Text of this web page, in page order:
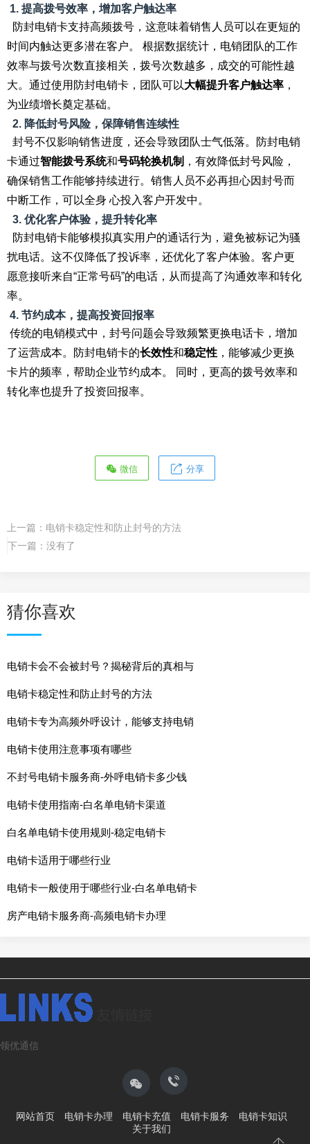
1. 提高拨号效率，增加客户触达率
防封电销卡支持高频拨号，这意味着销售人员可以在更短的
时间内触达更多潜在客户。 根据数据统计，电销团队的工作
效率与拨号次数直接相关，拨号次数越多，成交的可能性越
大。通过使用防封电销卡，团队可以大幅提升客户触达率 ，
为业绩增长奠定基础。
2. 降低封号风险，保障销售连续性
封号不仅影响销售进度，还会导致团队士气低落。防封电销
卡通过智能拨号系统和号码轮换机制 ，有效降低封号风险，
确保销售工作能够持续进行。销售人员不必再担心因封号而
中断工作，可以全身 心投入客户开发中。
3. 优化客户体验，提升转化率
防封电销卡能够模拟真实用户的通话行为，避免被标记为骚
扰电话。这不仅降低了投诉率，还优化了客户体验。客户更
愿意接听来自“正常号码”的电话，从而提高了沟通效率和转化
率。
4. 节约成本，提高投资回报率
传统的电销模式中，封号问题会导致频繁更换电话卡，增加
了运营成本。防封电销卡的长效性和稳定性 ，能够减少更换
卡片的频率，帮助企业节约成本。 同时，更高的拨号效率和
转化率也提升了投资回报率。
微信 分享
上一篇： 电销卡稳定性和防止封号的方法
下一篇： 没有了
猜你喜欢
电销卡会不会被封号？揭秘背后的真相与
电销卡稳定性和防止封号的方法
电销卡专为高频外呼设计，能够支持电销
电销卡使用注意事项有哪些
不封号电销卡服务商-外呼电销卡多少钱
电销卡使用指南-白名单电销卡渠道
白名单电销卡使用规则-稳定电销卡
电销卡适用于哪些行业
电销卡一般使用于哪些行业-白名单电销卡
房产电销卡服务商-高频电销卡办理
领优通信
网站首页 电销卡办理 电销卡充值 电销卡服务
电销卡知识
关于我们